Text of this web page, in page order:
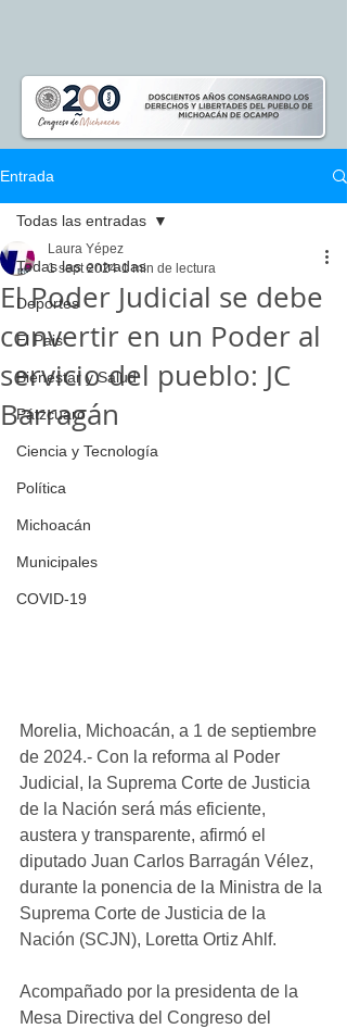
Entrada
Todas las entradas
Deportes
El Pais
Bienestar y Salud
Pátzcuaro
Ciencia y Tecnología
Política
Michoacán
Municipales
COVID-19
Todas las entradas
El Poder Judicial se debe
convertir en un Poder al
servicio del pueblo: JC
Barragán
Laura Yépez
1 sept 2024 1 min de lectura
Morelia, Michoacán, a 1 de septiembre
de 2024.- Con la reforma al Poder
Judicial, la Suprema Corte de Justicia
de la Nación será más eficiente,
austera y transparente, afirmó el
diputado Juan Carlos Barragán Vélez,
durante la ponencia de la Ministra de la
Suprema Corte de Justicia de la
Nación (SCJN), Loretta Ortiz Ahlf.
Acompañado por la presidenta de la
Mesa Directiva del Congreso del